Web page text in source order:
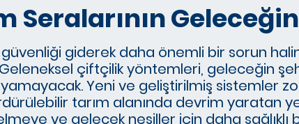
Seralarının
giderek daha önemli bir sorun
çiftçilik yöntemleri, geleceğin
Yeni ve geliştirilmiş sistemler
tarım alanında devrim yaratan
ve gelecek nesiller için daha